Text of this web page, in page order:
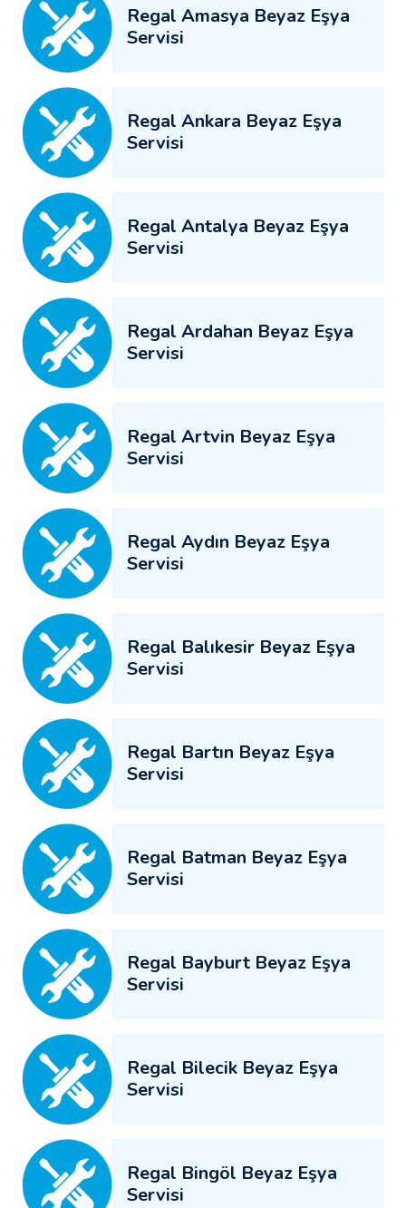
Regal Amasya Beyaz Eşya
Servisi
Regal Ankara Beyaz Eşya
Servisi
Regal Antalya Beyaz Eşya
Servisi
Regal Ardahan Beyaz Eşya
Servisi
Regal Artvin Beyaz Eşya
Servisi
Regal Aydın Beyaz Eşya
Servisi
Regal Balıkesir Beyaz Eşya
Servisi
Regal Bartın Beyaz Eşya
Servisi
Regal Batman Beyaz Eşya
Servisi
Regal Bayburt Beyaz Eşya
Servisi
Regal Bilecik Beyaz Eşya
Servisi
Regal Bingöl Beyaz Eşya
Servisi